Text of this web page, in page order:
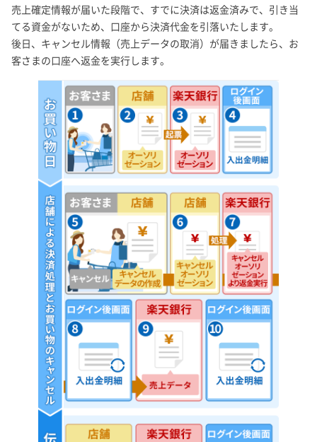
売上確定情報が届いた段階で、すでに決済は返金済みで、引き当
てる資金がないため、口座から決済代金を引落いたします。
後日、キャンセル情報（売上データの取消）が届きましたら、お
客さまの口座へ返金を実行します。